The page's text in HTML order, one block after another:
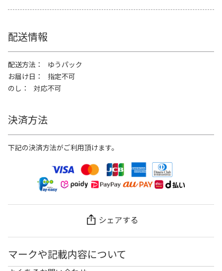
配送情報
配送方法
ゆうパック
お届け日
指定不可
のし
対応不可
決済方法
下記の決済方法がご利用頂けます。
シェアする
マークや記載内容について